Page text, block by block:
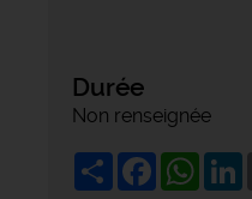
Durée
Non renseignée
ShareFacebook